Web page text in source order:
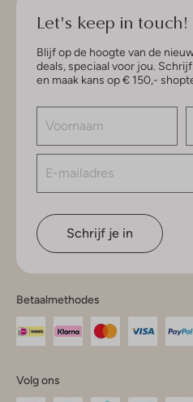
Let's keep in touch!
Blijf op de hoogte van de
deals, speciaal voor jou.
en maak kans op € 150,-
Schrijf je in
Betaalmethodes
Volg ons